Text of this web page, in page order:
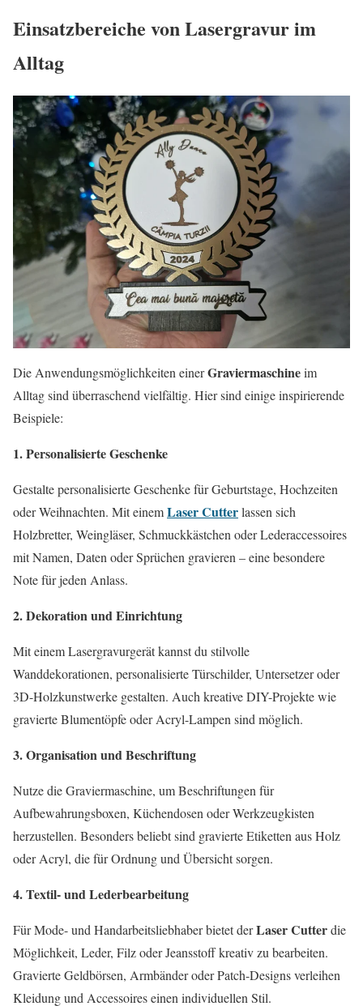
Einsatzbereiche von Lasergravur im
Alltag
Die Anwendungsmöglichkeiten einerGraviermaschineim
Alltag sind überraschend vielfältig. Hier sind einige inspirierende
Beispiele:
1. Personalisierte Geschenke
Gestalte personalisierte Geschenke für Geburtstage, Hochzeiten
oder Weihnachten. Mit einemLaser Cutterlassen sich
Holzbretter, Weingläser, Schmuckkästchen oder Lederaccessoires
mit Namen, Daten oder Sprüchen gravieren – eine besondere
Note für jeden Anlass.
2. Dekoration und Einrichtung
Mit einem Lasergravurgerät kannst du stilvolle
Wanddekorationen, personalisierte Türschilder, Untersetzer oder
3D-Holzkunstwerke gestalten. Auch kreative DIY-Projekte wie
gravierte Blumentöpfe oder Acryl-Lampen sind möglich.
3. Organisation und Beschriftung
Nutze die Graviermaschine, um Beschriftungen für
Aufbewahrungsboxen, Küchendosen oder Werkzeugkisten
herzustellen. Besonders beliebt sind gravierte Etiketten aus Holz
oder Acryl, die für Ordnung und Übersicht sorgen.
4. Textil- und Lederbearbeitung
Für Mode- und Handarbeitsliebhaber bietet derLaser Cutterdie
Möglichkeit, Leder, Filz oder Jeansstoff kreativ zu bearbeiten.
Gravierte Geldbörsen, Armbänder oder Patch-Designs verleihen
Kleidung und Accessoires einen individuellen Stil.